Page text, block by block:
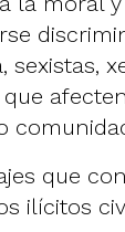
sexistas,
que
ilícitos